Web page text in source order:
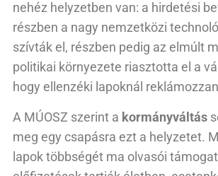
nehéz helyzetben van: a hirdetési
részben a nagy nemzetközi
szívták el, részben pedig az elmúlt
politikai környezete riasztotta el a
hogy ellenzéki lapoknál
A MÚOSZ szerint a kormányváltás
meg egy csapásra ezt a helyzetet.
lapok többségét ma olvasói